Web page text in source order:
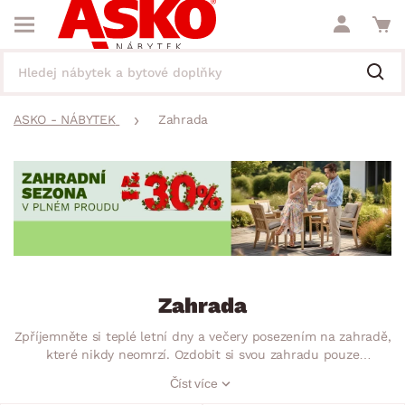
ASKO - NÁBYTEK Zahrada
Zahrada
Zpříjemněte si teplé letní dny a večery posezením na zahradě,
které nikdy neomrzí. Ozdobit si svou zahradu pouze
potřebovat odolný, a hlavně pohodlný zahradní nábytek.
Číst více